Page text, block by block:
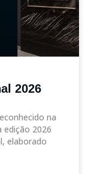
2026
na
edição 2026
elaborado